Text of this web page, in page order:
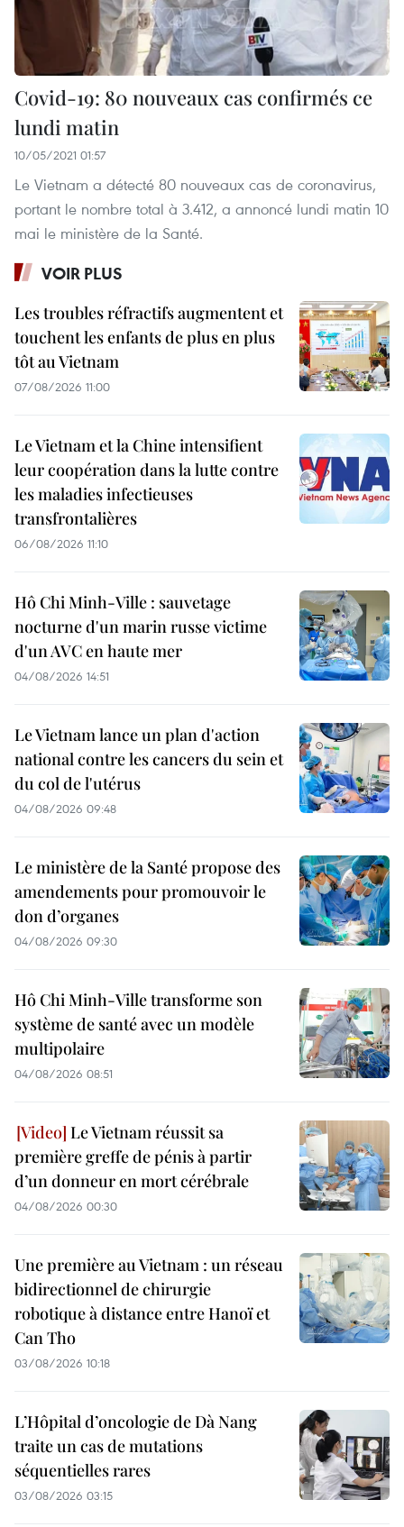
Covid-19: 80 nouveaux cas confirmés ce
lundi matin
10/05/2021 01:57
Le Vietnam a détecté 80 nouveaux cas de coronavirus,
portant le nombre total à 3.412, a annoncé lundi matin 10
mai le ministère de la Santé.
VOIR PLUS
Les troubles réfractifs augmentent et
touchent les enfants de plus en plus
tôt au Vietnam
07/08/2026 11:00
Le Vietnam et la Chine intensifient
leur coopération dans la lutte contre
les maladies infectieuses
transfrontalières
06/08/2026 11:10
Hô Chi Minh-Ville : sauvetage
nocturne d'un marin russe victime
d'un AVC en haute mer
04/08/2026 14:51
Le Vietnam lance un plan d'action
national contre les cancers du sein et
du col de l'utérus
04/08/2026 09:48
Le ministère de la Santé propose des
amendements pour promouvoir le
don d’organes
04/08/2026 09:30
Hô Chi Minh-Ville transforme son
système de santé avec un modèle
multipolaire
04/08/2026 08:51
Le Vietnam réussit sa
première greffe de pénis à partir
d’un donneur en mort cérébrale
04/08/2026 00:30
Une première au Vietnam : un réseau
bidirectionnel de chirurgie
robotique à distance entre Hanoï et
Can Tho
03/08/2026 10:18
L’Hôpital d’oncologie de Dà Nang
traite un cas de mutations
séquentielles rares
03/08/2026 03:15